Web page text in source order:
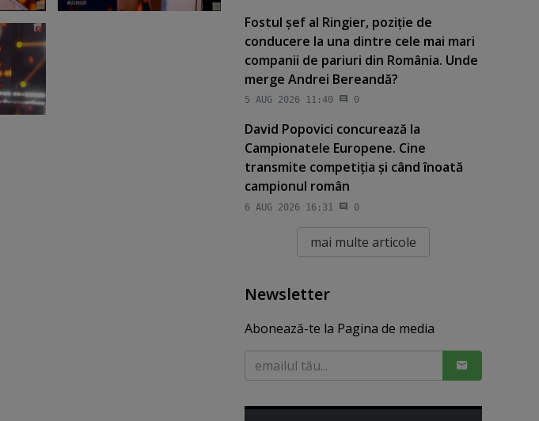
Fostul şef al Ringier, poziţie de
conducere la una dintre cele mai mari
companii de pariuri din România. Unde
merge Andrei Bereandă?
5 AUG 2026 11:40 0
David Popovici concurează la
Campionatele Europene. Cine
transmite competiţia şi când înoată
campionul român
6 AUG 2026 16:31 0
mai multe articole
Newsletter
Abonează-te la Pagina de media